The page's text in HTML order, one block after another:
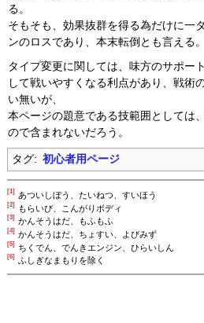
る。
そもそも、効果抜群を得る為だけに一
ンのロスであり、本末転倒とも言える。
タイプ変更に関しては、味方のサポー
して戦いやすくなる利点があり、戦術
い無いが、
本ページの題意である技範囲としては
ので含まれないだろう。
タグ: 初心者用ページ
[1] あついしぼう、たいねつ、すいほう
[2] もらいび、こんがりボディ
[3] かんそうはだ、もふもふ
[4] かんそうはだ、ちょすい、よびみず
[5] ちくでん、でんきエンジン、ひらいしん
[6] ふしぎなまもりを除く